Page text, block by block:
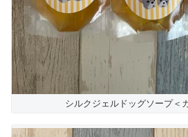
シルクジェルドッグソープ＜